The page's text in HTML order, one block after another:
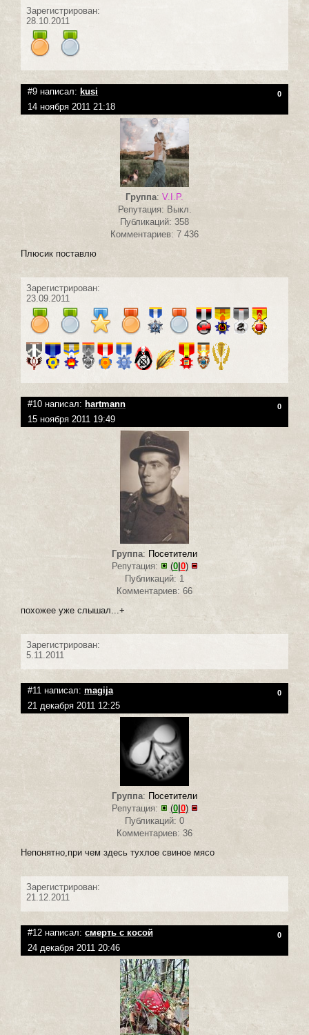
Зарегистрирован:
28.10.2011
#9 написал: kusi 0
14 ноября 2011 21:18
Группа: V.I.P.
Репутация: Выкл.
Публикаций: 358
Комментариев: 7 436
Плюсик поставлю
Зарегистрирован:
23.09.2011
#10 написал: hartmann 0
15 ноября 2011 19:49
Группа: Посетители
Репутация:
(0|0)
Публикаций: 1
Комментариев: 66
похожее уже слышал...+
Зарегистрирован:
5.11.2011
#11 написал: magija 0
21 декабря 2011 12:25
Группа: Посетители
Репутация:
(0|0)
Публикаций: 0
Комментариев: 36
Непонятно,при чем здесь тухлое свиное мясо
Зарегистрирован:
21.12.2011
#12 написал: смерть с косой 0
24 декабря 2011 20:46